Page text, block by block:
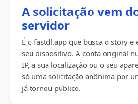
A solicitação vem
servidor
É o fastdl.app que busca o story e
seu dispositivo. A conta original
IP, a sua localização ou o seu
só uma solicitação anônima por
já tornou público.